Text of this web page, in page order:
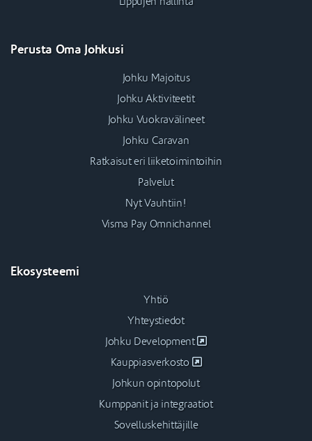
Perusta Oma Johkusi
Johku Majoitus
Johku Aktiviteetit
Johku Vuokravälineet
Johku Caravan
Ratkaisut eri liiketoimintoihin
Palvelut
Nyt Vauhtiin!
Visma Pay Omnichannel
Ekosysteemi
Yhtiö
Yhteystiedot
Johku Development
Kauppiasverkosto
Johkun opintopolut
Kumppanit ja integraatiot
Sovelluskehittäjille